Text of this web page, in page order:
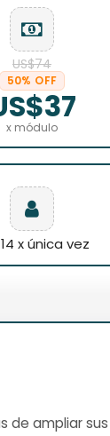
US$74
50% OFF
x módulo
x única vez
de ampliar sus